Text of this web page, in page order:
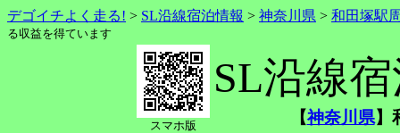
デゴイチよく走る! > SL沿線宿泊情報 > 神奈川県 > 和田塚駅
る収益を得ています
スマホ版
SL沿線
【神奈川県】